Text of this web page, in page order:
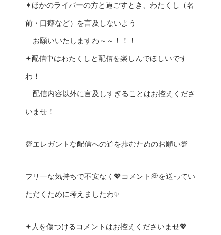
✦ほかのライバーの方と過ごすとき、わたくし（名
前・口癖など）を言及しないよう
お願いいたしますわ～～！！！
✦配信中はわたくしと配信を楽しんでほしいです
わ！
配信内容以外に言及しすぎることはお控えくださ
いませ！
💯エレガントな配信への道を歩むためのお願い💯
フリーな気持ちで不安なく💖コメント💭を送ってい
ただくために考えましたわ✨
✦人を傷つけるコメントはお控えくださいませ💖